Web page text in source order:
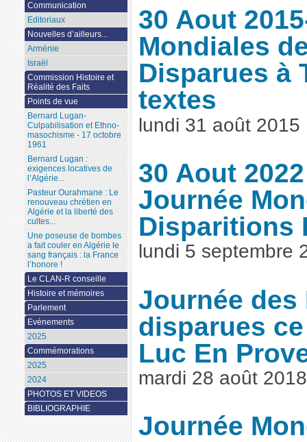
30 Aout
Mondiales
Disparues à
textes
lundi 31 août 2015
30 Aout
Journée
Disparitions
lundi 5 septembre
Journée des
disparues
Luc En
mardi 28 août 2018
Journée
Communication
Editoriaux
Nouvelles d’ailleurs...
Arménie
Israël
Commission Histoire et
Réalité des Faits
Points de vue
Bernard Lugan-
Culpabilisation et Ethno-
masochisme - 17 octobre
1961
Bernard Lugan :
exigences locatives de
l’Algérie...
Pasteur Ourahmane : Le
renouveau chrétien en
Algérie et la liberté des
cultes...
Une poseuse de bombes
a fait couler en Algérie le
sang français : la France
l’honore !
Le CLAN-R conseille
Histoire et mémoires
Parlement
Evènements
2025
Commémorations
2025
2024
PHOTOS ET VIDEOS
BIBLIOGRAPHIE